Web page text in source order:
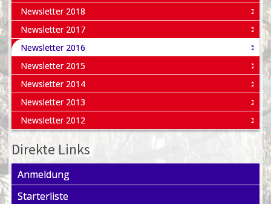
Newsletter 2018
Newsletter 2017
Newsletter 2016
Newsletter 2015
Newsletter 2014
Newsletter 2013
Newsletter 2012
Direkte Links
Anmeldung
Starterliste